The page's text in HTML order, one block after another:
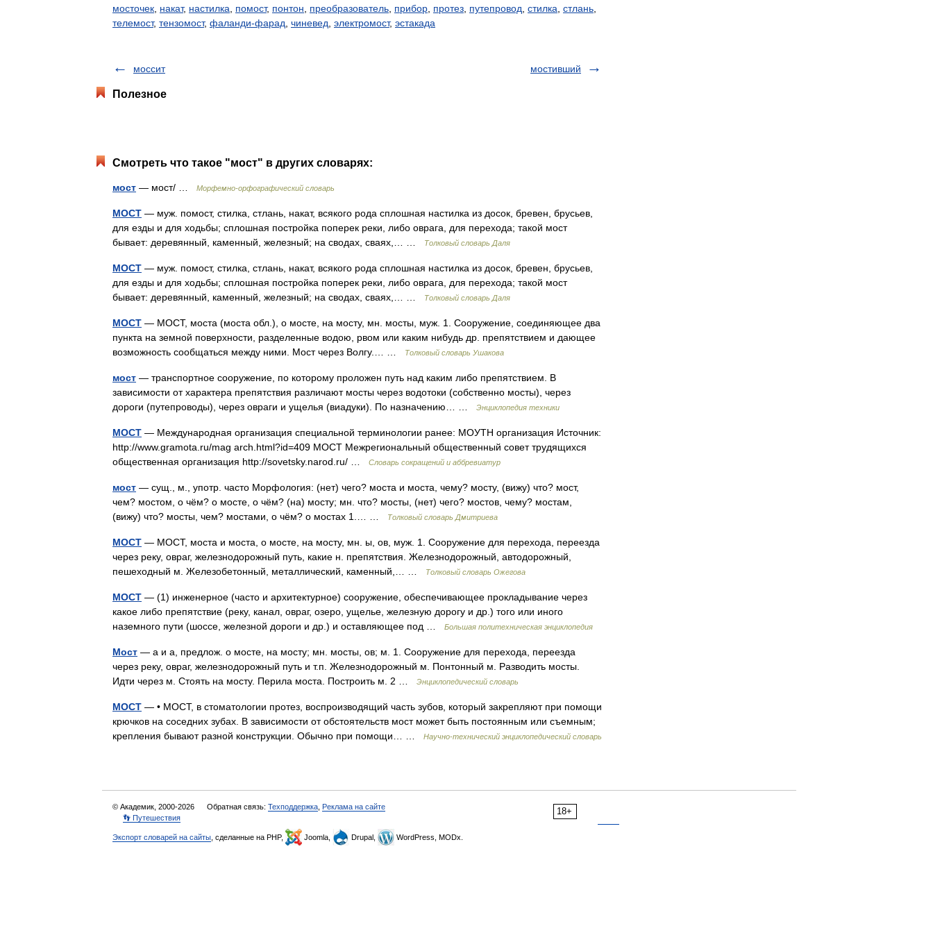
мосточек накат, настилка помост, понтон преобразователь прибор протез путепровод стилка стлань
телемост, тензомост, фаланди-фарад чиневед электромост, эстакада
моссит мостивший
Полезное
Смотреть что такое "мост" в других словарях:
мост — мост/ … Морфемно-орфографический словарь
МОСТ — муж. помост, стилка, стлань, накат, всякого рода сплошная настилка из досок, бревен, брусьев,
для езды и для ходьбы; сплошная постройка поперек реки, либо оврага, для перехода; такой мост
бывает: деревянный, каменный, железный; на сводах, сваях,… …
Толковый словарь Даля
МОСТ — муж. помост, стилка, стлань, накат, всякого рода сплошная настилка из досок, бревен, брусьев,
для езды и для ходьбы; сплошная постройка поперек реки, либо оврага, для перехода; такой мост
бывает: деревянный, каменный, железный; на сводах, сваях,… …
Толковый словарь Даля
МОСТ — МОСТ, моста (моста обл.), о мосте, на мосту, мн. мосты, муж. 1. Сооружение, соединяющее два
пункта на земной поверхности, разделенные водою, рвом или каким нибудь др. препятствием и дающее
возможность сообщаться между ними. Мост через Волгу.… …
Толковый словарь Ушакова
мост — транспортное сооружение, по которому проложен путь над каким либо препятствием. В
зависимости от характера препятствия различают мосты через водотоки (собственно мосты), через
дороги (путепроводы), через овраги и ущелья (виадуки). По назначению… …
Энциклопедия техники
МОСТ — Международная организация специальной терминологии ранее: МОУТН организация Источник:
http://www.gramota.ru/mag arch.html?id=409 МОСТ Межрегиональный общественный совет трудящихся
общественная организация http://sovetsky.narod.ru/ …
Словарь сокращений и аббревиатур
мост — сущ., м., употр. часто Морфология: (нет) чего? моста и моста, чему? мосту, (вижу) что? мост,
чем? мостом, о чём? о мосте, о чём? (на) мосту; мн. что? мосты, (нет) чего? мостов, чему? мостам,
(вижу) что? мосты, чем? мостами, о чём? о мостах 1.… …
Толковый словарь Дмитриева
МОСТ — МОСТ, моста и моста, о мосте, на мосту, мн. ы, ов, муж. 1. Сооружение для перехода, переезда
через реку, овраг, железнодорожный путь, какие н. препятствия. Железнодорожный, автодорожный,
пешеходный м. Железобетонный, металлический, каменный,… …
Толковый словарь Ожегова
МОСТ — (1) инженерное (часто и архитектурное) сооружение, обеспечивающее прокладывание через
какое либо препятствие (реку, канал, овраг, озеро, ущелье, железную дорогу и др.) того или иного
наземного пути (шоссе, железной дороги и др.) и оставляющее под …
Большая политехническая энциклопедия
Мост — а и а, предлож. о мосте, на мосту; мн. мосты, ов; м. 1. Сооружение для перехода, переезда
через реку, овраг, железнодорожный путь и т.п. Железнодорожный м. Понтонный м. Разводить мосты.
Идти через м. Стоять на мосту. Перила моста. Построить м. 2 …
Энциклопедический словарь
МОСТ — • МОСТ, в стоматологии протез, воспроизводящий часть зубов, который закрепляют при помощи
крючков на соседних зубах. В зависимости от обстоятельств мост может быть постоянным или съемным;
крепления бывают разной конструкции. Обычно при помощи… …
Научно-технический энциклопедический словарь
18+
© Академик, 2000-2026 Обратная связь: Техподдержка Реклама на сайте
👣 Путешествия
Экспорт словарей на сайты , сделанные на PHP, Joomla, Drupal, WordPress, MODx.